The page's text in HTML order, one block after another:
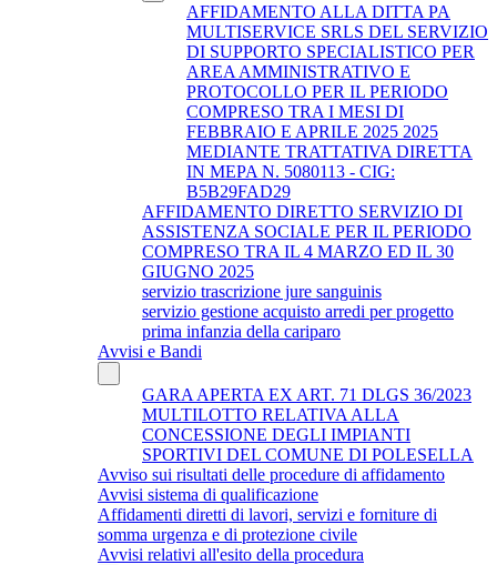
AFFIDAMENTO ALLA DITTA PA
MULTISERVICE SRLS DEL SERVIZIO
DI SUPPORTO SPECIALISTICO PER
AREA AMMINISTRATIVO E
PROTOCOLLO PER IL PERIODO
COMPRESO TRA I MESI DI
FEBBRAIO E APRILE 2025 2025
MEDIANTE TRATTATIVA DIRETTA
IN MEPA N. 5080113 - CIG:
B5B29FAD29
AFFIDAMENTO DIRETTO SERVIZIO DI
ASSISTENZA SOCIALE PER IL PERIODO
COMPRESO TRA IL 4 MARZO ED IL 30
GIUGNO 2025
servizio trascrizione jure sanguinis
servizio gestione acquisto arredi per progetto
prima infanzia della cariparo
Avvisi e Bandi
GARA APERTA EX ART. 71 DLGS 36/2023
MULTILOTTO RELATIVA ALLA
CONCESSIONE DEGLI IMPIANTI
SPORTIVI DEL COMUNE DI POLESELLA
Avviso sui risultati delle procedure di affidamento
Avvisi sistema di qualificazione
Affidamenti diretti di lavori, servizi e forniture di
somma urgenza e di protezione civile
Avvisi relativi all'esito della procedura